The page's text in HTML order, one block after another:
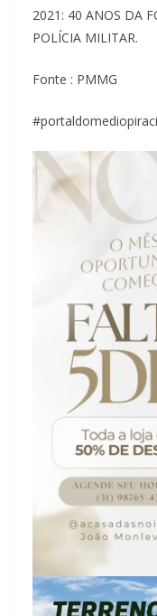
2021: 40 ANOS DA
POLÍCIA MILITAR.
Fonte : PMMG